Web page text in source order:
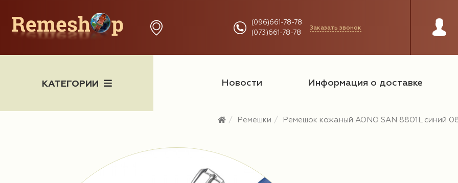
(096)661-78-78
(073)661-78-78
Заказать звонок
КАТЕГОРИИ Новости Информация о доставке
Ремешки Ремешок кожаный AONO SAN 8801L синий